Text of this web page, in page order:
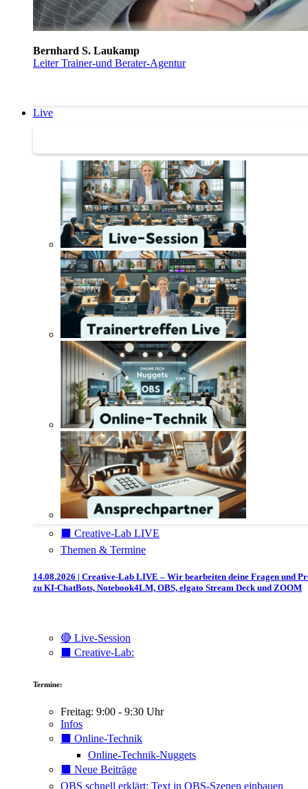
Bernhard S. Laukamp
Leiter Trainer-und Berater-Agentur
Live
⬛️ Creative-Lab LIVE
Themen & Termine
14.08.2026 | Creative-Lab LIVE – Wir bearbeiten deine Fragen und
zu KI-ChatBots, Notebook4LM, OBS, elgato Stream Deck und ZOOM
🔴 Live-Session
⬛️ Creative-Lab:
Termine:
Freitag: 9:00 - 9:30 Uhr
Infos
⬛️ Online-Technik
Online-Technik-Nuggets
⬛️ Neue Beiträge
OBS schnell erklärt: Text in OBS-Szenen einbauen